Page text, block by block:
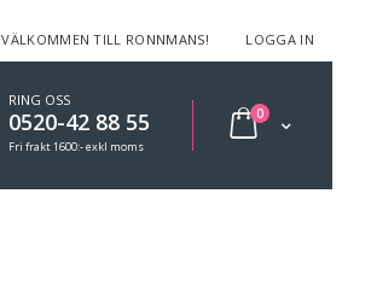
VÄLKOMMEN TILL RONNMANS! LOGGA IN
Min varukorg
0varor
RING OSS
0520-42 88 55
Fri frakt 1600:- exkl moms